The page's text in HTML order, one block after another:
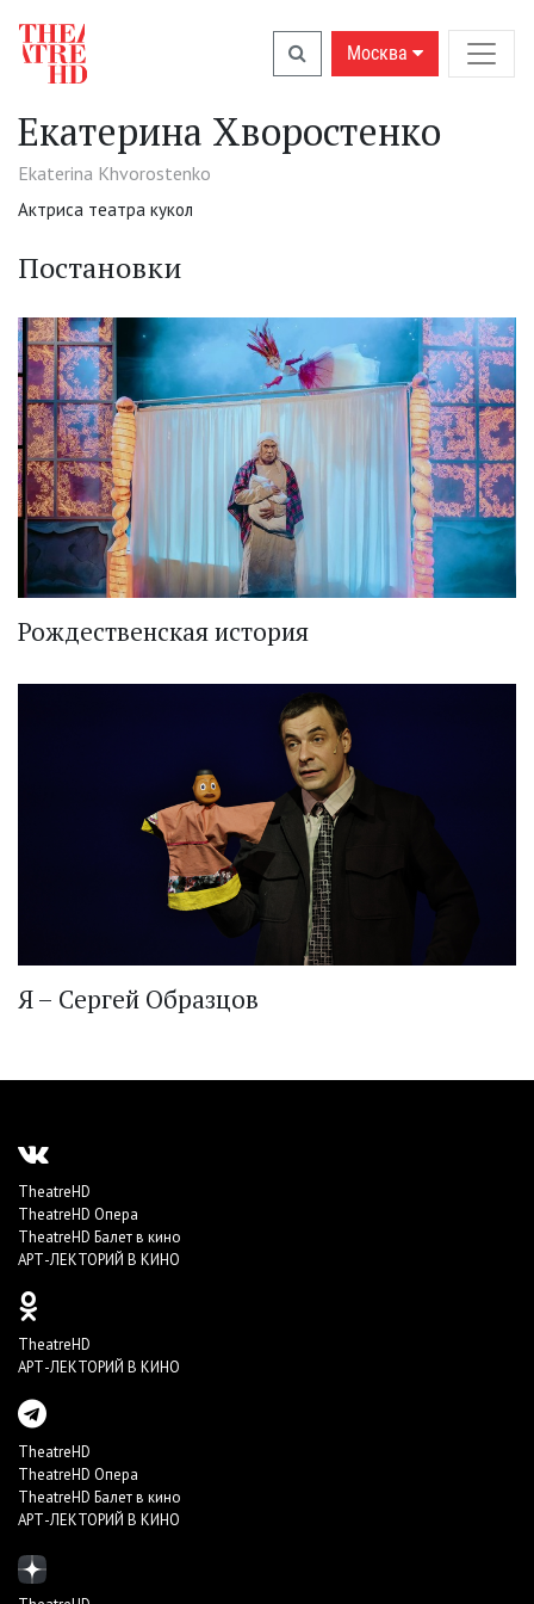
Москва
Екатерина Хворостенко
Ekaterina Khvorostenko
Актриса театра кукол
Постановки
Рождественская история
Я – Сергей Образцов
TheatreHD
TheatreHD Опера
TheatreHD Балет в кино
АРТ-ЛЕКТОРИЙ В КИНО
TheatreHD
АРТ-ЛЕКТОРИЙ В КИНО
TheatreHD
TheatreHD Опера
TheatreHD Балет в кино
АРТ-ЛЕКТОРИЙ В КИНО